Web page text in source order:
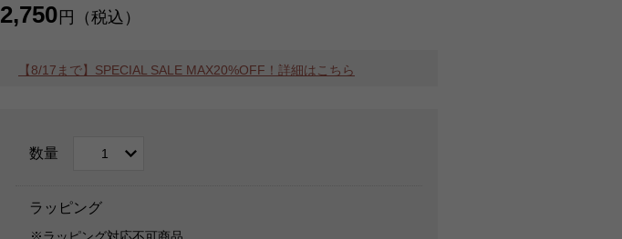
2,750 円（税込）
【8/17まで】SPECIAL SALE MAX20%OFF！詳細はこちら
数量
ラッピング